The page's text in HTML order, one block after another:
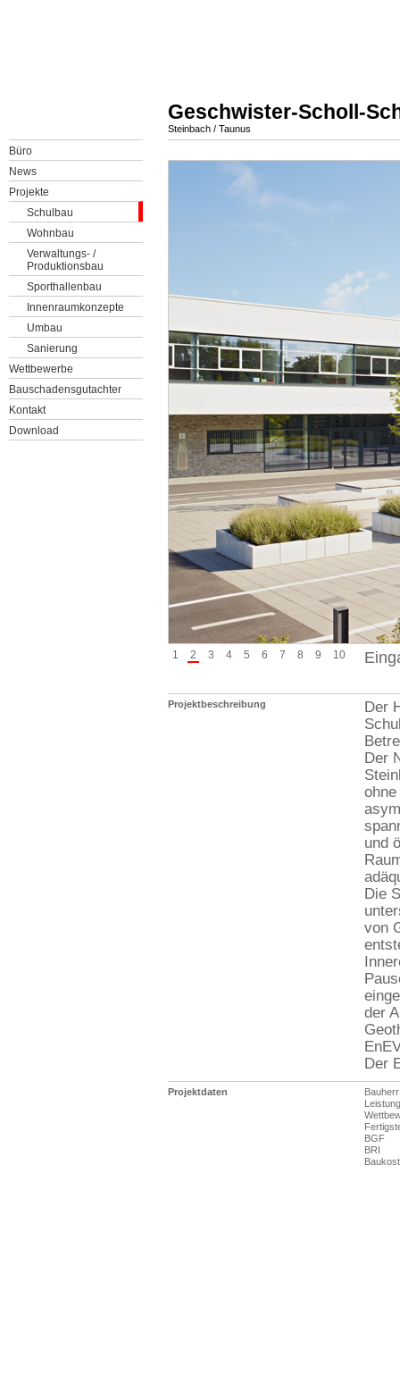
Büro
News
Projekte
Schulbau
Wohnbau
Verwaltungs- /
Produktionsbau
Sporthallenbau
Innenraumkonzepte
Umbau
Sanierung
Wettbewerbe
Bauschadensgutachter
Kontakt
Download
Geschwister-Scholl-
Steinbach / Taunus
1 2 3 4 5 6 7 8 9 10
Projektbeschreibung
Der
Der
und
Die
von
der
Der
Projektdaten
Bauherr
BGF
BRI